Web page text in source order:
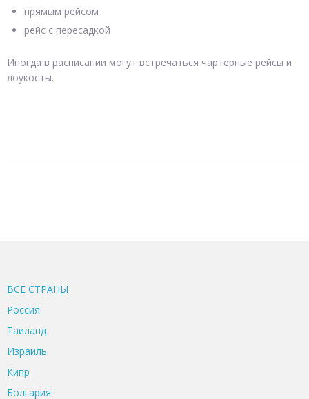
прямым рейсом
рейс с пересадкой
Иногда в расписании могут встречаться чартерные рейсы и
лоукосты.
ВСЕ CТРАНЫ
Россия
Таиланд
Израиль
Кипр
Болгария